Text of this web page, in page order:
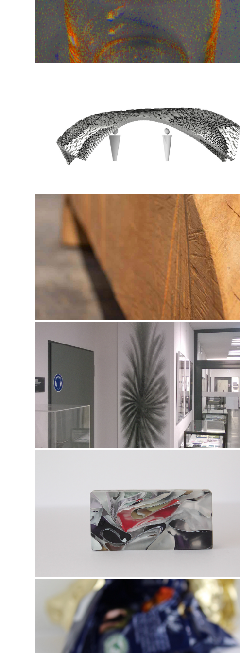
Alltagsgegenstände V.1: Möbelhaus
2020
Flexible 3d Material
Kettensägenbank
2018
Pendlerwahnsinn
2017
upcycling V.2
Upcycling